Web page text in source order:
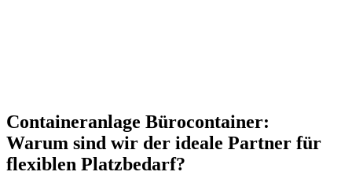
Containeranlage Bürocontainer:
Warum sind wir der ideale Partner für
flexiblen Platzbedarf?